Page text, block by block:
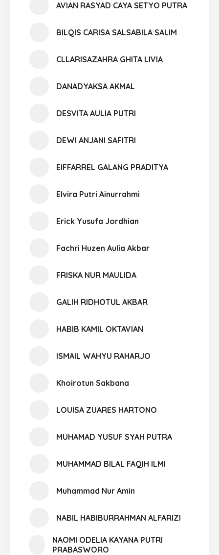
AVIAN RASYAD CAYA SETYO PUTRA
BILQIS CARISA SALSABILA SALIM
CLLARISAZAHRA GHITA LIVIA
DANADYAKSA AKMAL
DESVITA AULIA PUTRI
DEWI ANJANI SAFITRI
EIFFARREL GALANG PRADITYA
Elvira Putri Ainurrahmi
Erick Yusufa Jordhian
Fachri Huzen Aulia Akbar
FRISKA NUR MAULIDA
GALIH RIDHOTUL AKBAR
HABIB KAMIL OKTAVIAN
ISMAIL WAHYU RAHARJO
Khoirotun Sakbana
LOUISA ZUARES HARTONO
MUHAMAD YUSUF SYAH PUTRA
MUHAMMAD BILAL FAQIH ILMI
Muhammad Nur Amin
NABIL HABIBURRAHMAN ALFARIZI
NAOMI ODELIA KAYANA PUTRI
PRABASWORO